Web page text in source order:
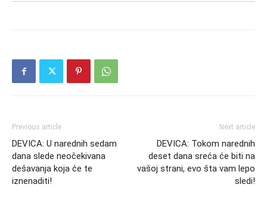
Previous article
DEVICA: U narednih sedam
dana slede neočekivana
dešavanja koja će te
iznenaditi!
Next article
DEVICA: Tokom narednih
deset dana sreća će biti na
vašoj strani, evo šta vam lepo
sledi!